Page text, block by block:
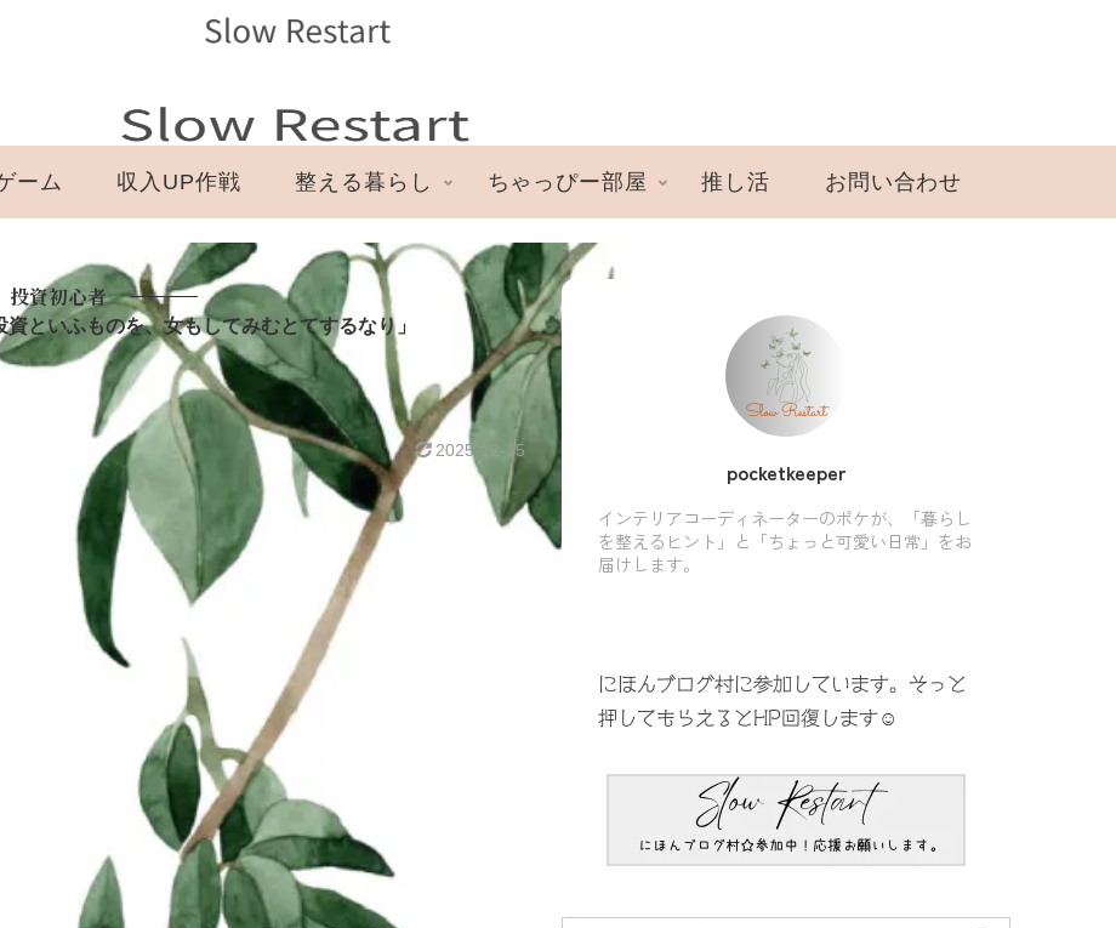
ーム 収入UP作戦 整える暮らし ちゃっぴー部屋 推し活 お問い合わせ
投資初心者
といふものを、女もしてみむとてするなり」
2025-12-15
pocketkeeper
インテリアコーディネーターのポケが、「暮らし
を整えるヒント」と「ちょっと可愛い日常」をお
届けします。
にほんブログ村に参加しています。そっと
押してもらえるとHP回復します☺️